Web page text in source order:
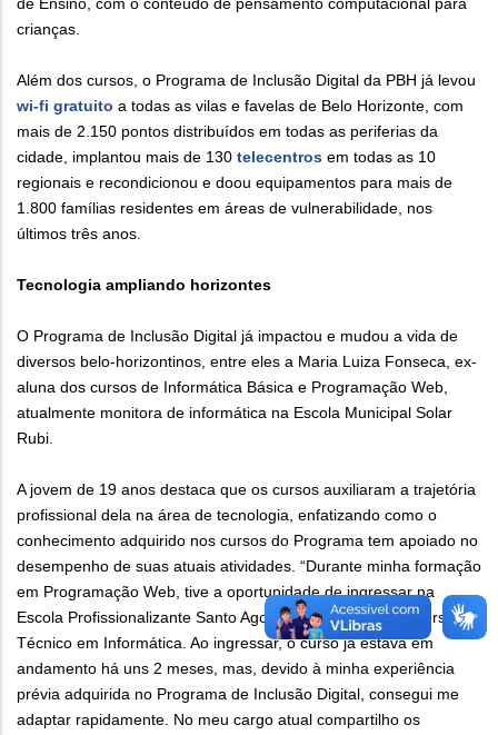
de Ensino, com o conteúdo de pensamento computacional para
crianças.
Além dos cursos, o Programa de Inclusão Digital da PBH já levou
wi-fi gratuito a todas as vilas e favelas de Belo Horizonte, com
mais de 2.150 pontos distribuídos em todas as periferias da
cidade, implantou mais de 130 telecentros em todas as 10
regionais e recondicionou e doou equipamentos para mais de
1.800 famílias residentes em áreas de vulnerabilidade, nos
últimos três anos.
Tecnologia ampliando horizontes
O Programa de Inclusão Digital já impactou e mudou a vida de
diversos belo-horizontinos, entre eles a Maria Luiza Fonseca, ex-
aluna dos cursos de Informática Básica e Programação Web,
atualmente monitora de informática na Escola Municipal Solar
Rubi.
A jovem de 19 anos destaca que os cursos auxiliaram a trajetória
profissional dela na área de tecnologia, enfatizando como o
conhecimento adquirido nos cursos do Programa tem apoiado no
desempenho de suas atuais atividades. “Durante minha formação
em Programação Web, tive a oportunidade de ingressar na
Escola Profissionalizante Santo Agostinho, onde iniciei o curso
Técnico em Informática. Ao ingressar, o curso já estava em
andamento há uns 2 meses, mas, devido à minha experiência
prévia adquirida no Programa de Inclusão Digital, consegui me
adaptar rapidamente. No meu cargo atual compartilho os